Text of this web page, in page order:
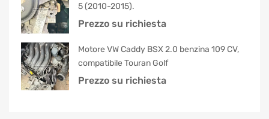
5 (2010-2015).
Prezzo su richiesta
Motore VW Caddy BSX 2.0 benzina 109 CV,
compatibile Touran Golf
Prezzo su richiesta